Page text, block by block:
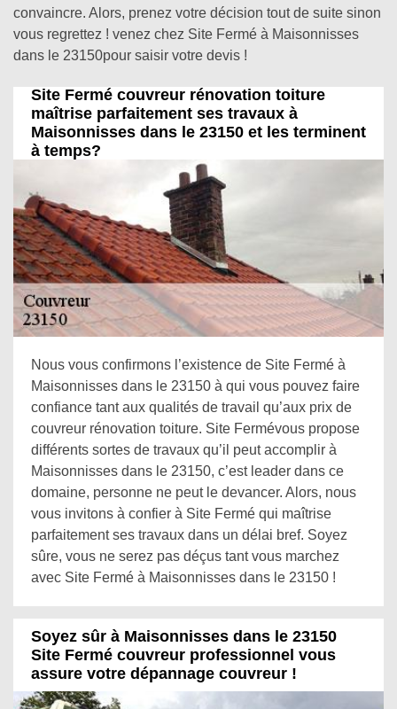
convaincre. Alors, prenez votre décision tout de suite sinon
vous regrettez ! venez chez Site Fermé à Maisonnisses
dans le 23150pour saisir votre devis !
Site Fermé couvreur rénovation toiture
maîtrise parfaitement ses travaux à
Maisonnisses dans le 23150 et les terminent
à temps?
Nous vous confirmons l’existence de Site Fermé à
Maisonnisses dans le 23150 à qui vous pouvez faire
confiance tant aux qualités de travail qu’aux prix de
couvreur rénovation toiture. Site Fermévous propose
différents sortes de travaux qu’il peut accomplir à
Maisonnisses dans le 23150, c’est leader dans ce
domaine, personne ne peut le devancer. Alors, nous
vous invitons à confier à Site Fermé qui maîtrise
parfaitement ses travaux dans un délai bref. Soyez
sûre, vous ne serez pas déçus tant vous marchez
avec Site Fermé à Maisonnisses dans le 23150 !
Soyez sûr à Maisonnisses dans le 23150
Site Fermé couvreur professionnel vous
assure votre dépannage couvreur !